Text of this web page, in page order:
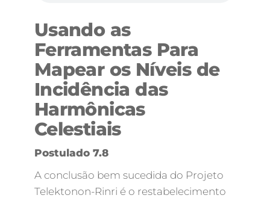
Usando as
Ferramentas Para
Mapear os Níveis de
Incidência das
Harmônicas
Celestiais
Postulado 7.8
A conclusão bem sucedida do Projeto
Telektonon-Rinri é o restabelecimento